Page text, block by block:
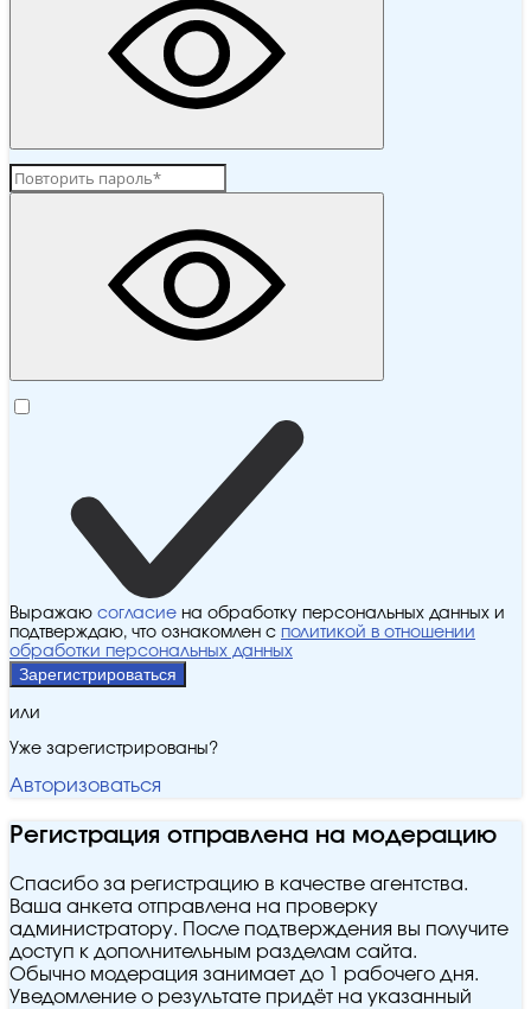
Выражаю согласие на обработку персональных данных и
подтверждаю, что ознакомлен с политикой в отношении
обработки персональных данных
Зарегистрироваться
или
Уже зарегистрированы?
Авторизоваться
Регистрация отправлена на модерацию
Спасибо за регистрацию в качестве агентства.
Ваша анкета отправлена на проверку
администратору. После подтверждения вы получите
доступ к дополнительным разделам сайта.
Обычно модерация занимает до 1 рабочего дня.
Уведомление о результате придёт на указанный